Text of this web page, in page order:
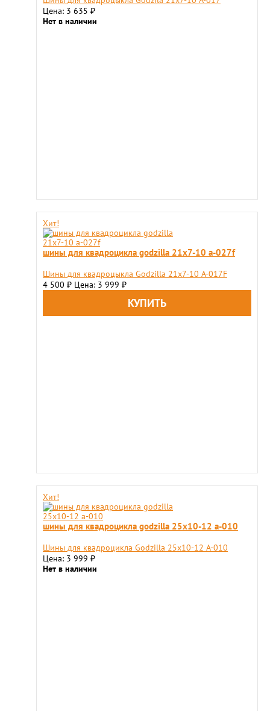
Цена: 3 635 ₽
Нет в наличии
Хит!
шины для квадроцикла godzilla 21х7-10 a-027f
Шины для квадроцыкла Godzilla 21x7-10 A-017F
4 500 ₽ Цена: 3 999 ₽
Хит!
шины для квадроцикла godzilla 25х10-12 a-010
Шины для квадроцикла Godzilla 25х10-12 A-010
Цена: 3 999 ₽
Нет в наличии